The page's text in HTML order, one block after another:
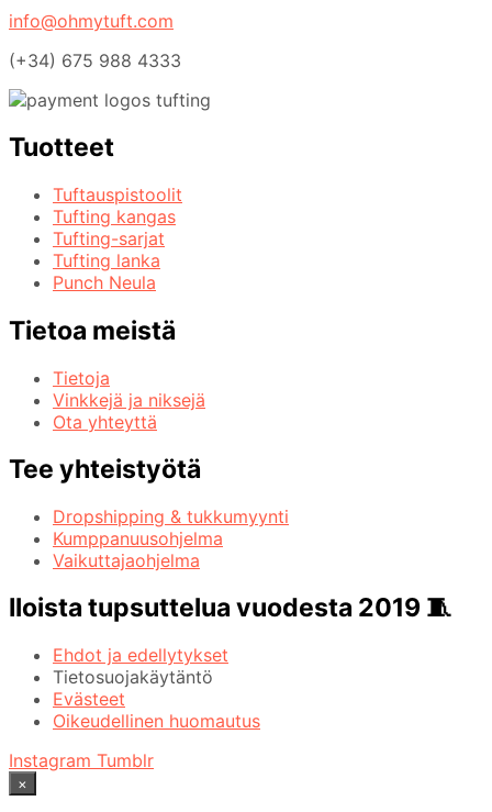
info@ohmytuft.com
(+34) 675 988 4333
Tuotteet
Tuftauspistoolit
Tufting kangas
Tufting-sarjat
Tufting lanka
Punch Neula
Tietoa meistä
Tietoja
Vinkkejä ja niksejä
Ota yhteyttä
Tee yhteistyötä
Dropshipping & tukkumyynti
Kumppanuusohjelma
Vaikuttajaohjelma
Iloista tupsuttelua vuodesta 2019 🧵
Ehdot ja edellytykset
Tietosuojakäytäntö
Evästeet
Oikeudellinen huomautus
Instagram Tumblr
×